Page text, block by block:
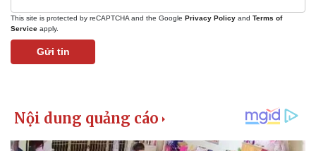
This site is protected by reCAPTCHA and the Google Privacy Policy and Terms of
Service apply.
Gửi tin